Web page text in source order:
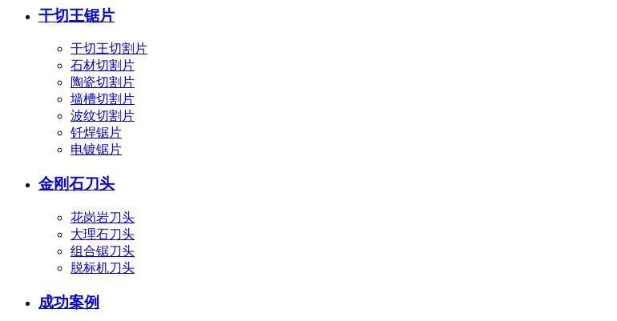
干切王锯片
干切王切割片
石材切割片
陶瓷切割片
墙槽切割片
波纹切割片
钎焊锯片
电镀锯片
金刚石刀头
花岗岩刀头
大理石刀头
组合锯刀头
脱标机刀头
成功案例